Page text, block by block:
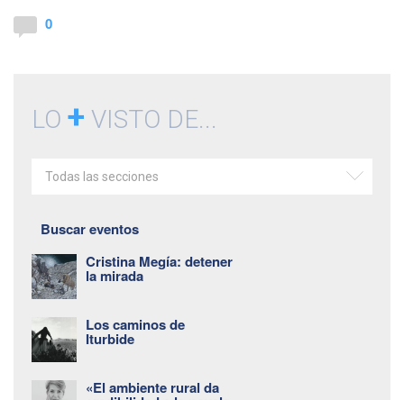
0
LO + VISTO DE...
Todas las secciones
Buscar eventos
Cristina Megía: detener
la mirada
Los caminos de
Iturbide
«El ambiente rural da